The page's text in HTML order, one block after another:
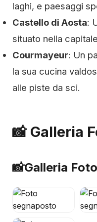
laghi, e paesaggi
Castello di Aosta:
situato nella
Courmayeur: Un
la sua cucina
alle piste da sci.
📸 Galleria
📸Galleria